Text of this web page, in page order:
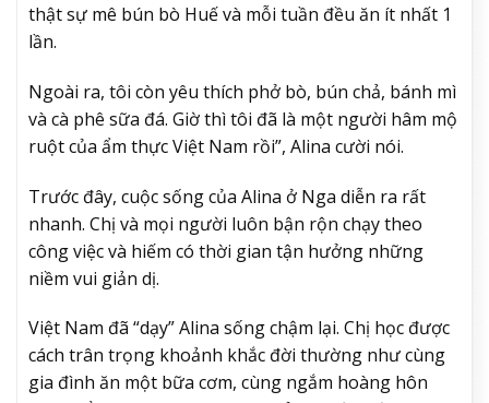
thật sự mê bún bò Huế và mỗi tuần đều ăn ít nhất 1
lần.
Ngoài ra, tôi còn yêu thích phở bò, bún chả, bánh mì
và cà phê sữa đá. Giờ thì tôi đã là một người hâm mộ
ruột của ẩm thực Việt Nam rồi”, Alina cười nói.
Trước đây, cuộc sống của Alina ở Nga diễn ra rất
nhanh. Chị và mọi người luôn bận rộn chạy theo
công việc và hiếm có thời gian tận hưởng những
niềm vui giản dị.
Việt Nam đã “dạy” Alina sống chậm lại. Chị học được
cách trân trọng khoảnh khắc đời thường như cùng
gia đình ăn một bữa cơm, cùng ngắm hoàng hôn